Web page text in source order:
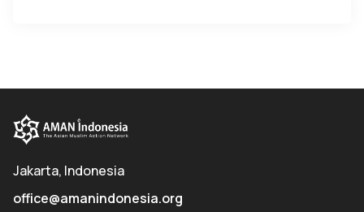
Jakarta, Indonesia
office@amanindonesia.org